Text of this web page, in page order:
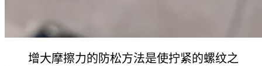
增大摩擦力的防松方法是使拧紧的螺纹之